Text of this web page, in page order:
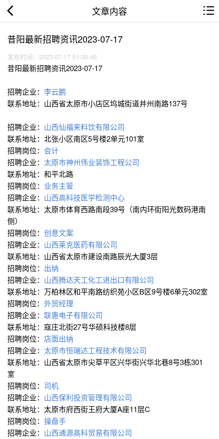
文章内容
昔阳最新招聘资讯2023-07-17
发布时间：2023-07-17 01:30:46
昔阳最新招聘资讯2023-07-17
招聘企业： 李云鹏
联系地址：山西省太原市小店区坞城街道并州南路137号
招聘企业： 山西仙福来料饮有限公司
联系地址：北张小区南区5号楼2单元101室
招聘岗位： 会计
招聘企业： 太原市神州伟业装饰工程公司
联系地址：和平北路
招聘岗位： 业务主管
招聘企业： 山西高科技医学检测中心
联系地址：太原市体育西路南段39号（南内环街阳光数码港南
侧）
招聘岗位： 创意文案
招聘企业： 山西莱克医药有限公司
联系地址：山西省太原市建设南路辰光大厦3层
招聘岗位： 出纳
招聘企业： 山西腾达天工化工进出口有限公司
联系地址：万柏林区和平南路纺织苑小区B区9号楼6单元302室
招聘岗位： 外贸经理
招聘企业： 联惠电子有限公司
联系地址：寇庄北街27号华硕科技楼8层
招聘岗位： 店面出纳
招聘企业： 太原市恒瑞达工程技术有限公司
联系地址：山西省太原市尖草平区兴华街兴华北巷8号3栋301
室
招聘岗位： 司机
招聘企业： 山西保利投资管理有限公司
联系地址：太原市府西街王府大厦A座11层C
招聘岗位： 操盘手
招聘企业： 山西通源高科贸易有限公司